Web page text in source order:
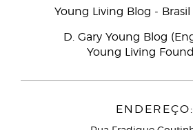
Young Living Blog - Brasil
D. Gary Young Blog
Young Living
ENDEREÇO: